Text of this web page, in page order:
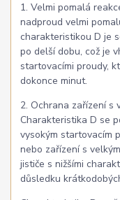
1. Velmi pomalá
nadproud velmi
charakteristikou D je
po delší dobu, což je
startovacími proudy,
dokonce minut.
2. Ochrana zařízení s
Charakteristika D se
vysokým startovacím
nebo zařízení s
jističe s nižšími
důsledku